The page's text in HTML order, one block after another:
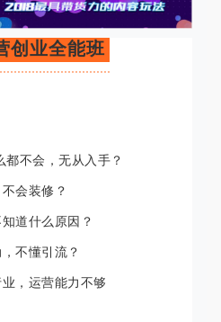
创业全能班
都不会，无从入手？
会装修？
道什么原因？
不懂引流？
，运营能力不够